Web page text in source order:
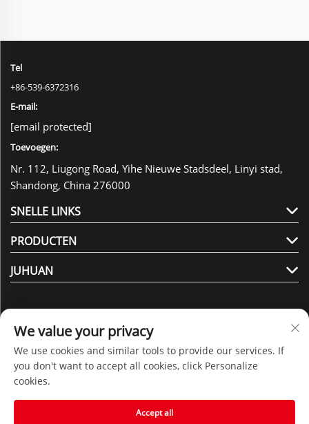
Tel
+86-539-6372316
E-mail:
[email protected]
Toevoegen:
Nr. 112, Liugong Road, Yihe Nieuwe Stadsdeel, Linyi stad,
Shandong, China 276000
SNELLE LINKS
PRODUCTEN
JUHUAN
Volg ons
Auteursrecht © 2025 door Shandong Juhuan New Material
We value your privacy
We use cookies and similar tools to provide our services. If
you don't want to accept all cookies, click Personalize
cookies.
Accept all